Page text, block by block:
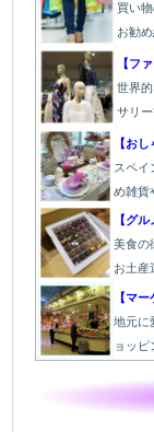
買い
お勧
【フ
世界
サリ
【お
スペイ
め雑貨
【グル
美食の
お土産
【マ
地元に
ョッピ